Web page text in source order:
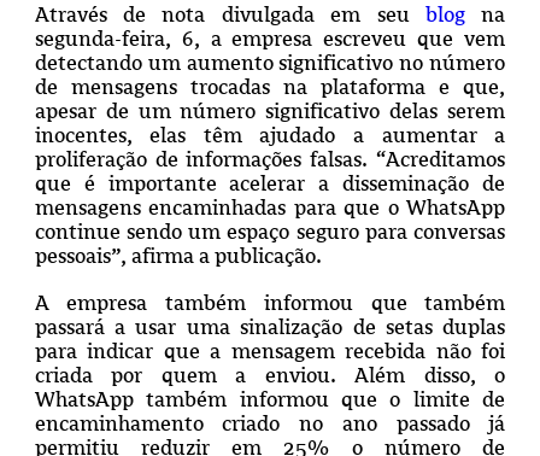
Através de nota divulgada em seu blogna
segunda-feira, 6, a empresa escreveu que vem
detectando um aumento significativo no número
de mensagens trocadas na plataforma e que,
apesar de um número significativo delas serem
inocentes, elas têm ajudado a aumentar a
proliferação de informações falsas. “Acreditamos
que é importante acelerar a disseminação de
mensagens encaminhadas para que o WhatsApp
continue sendo um espaço seguro para conversas
pessoais”, afirma a publicação.
A empresa também informou que também
passará a usar uma sinalização de setas duplas
para indicar que a mensagem recebida não foi
criada por quem a enviou. Além disso, o
WhatsApp também informou que o limite de
encaminhamento criado no ano passado já
permitiu reduzir em 25% o número de